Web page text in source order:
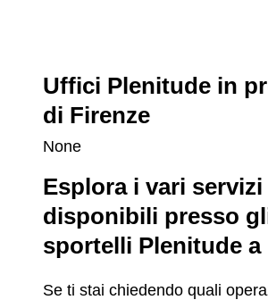
Uffici Plenitude in
di Firenze
None
Esplora i vari servizi
disponibili presso
sportelli Plenitude a
Se ti stai chiedendo quali